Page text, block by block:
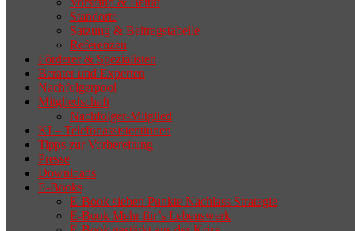
Standorte
Satzung & Beitragstabelle
Referenzen
Förderer & Spezialisten
Berater und Experten
Nachfolgerpool
Mitgliedschaft
Nachfolger-Mitglied
KI – Telefonassistentinnen
Tipps zur Vorbereitung
Presse
Downloads
E-Books
E-Book sieben Punkte Nachlass Strategie
E-Book Mehr für’s Lebenswerk